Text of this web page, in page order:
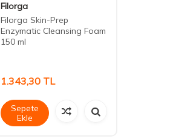
Filorga
Filorga Skin-Prep
Enzymatic Cleansing Foam
150 ml
1.343,30 TL
Sepete
Ekle